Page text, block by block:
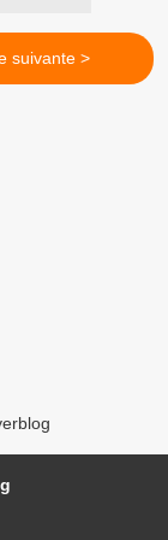
suivante >